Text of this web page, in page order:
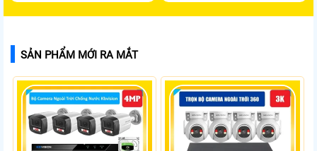
SẢN PHẨM MỚI RA MẮT